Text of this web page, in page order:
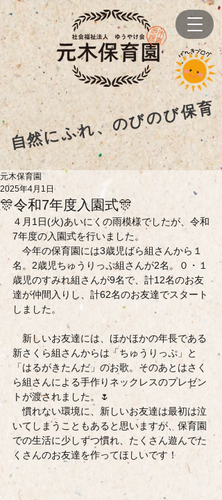
自然にふれ、のびのび保育
🎊令和7年度入園式🎊
元木保育園
2025年4月1日
４月1日(火)あいにくの雨模様でしたが、令和
7年度の入園式を行いました。
今年の保育園には3歳児ばら組さんから１
名。2歳児ちゅうりっぷ組さんが2名。０・１
歳児のすみれ組さんが9名で、計12名のお友
達が仲間入りし、計62名のお友達でスタート
しました。
新しいお友達には、ほかほかの年長である
新さくら組さんからは「ちゅうりっぷ」と
「はるがきたんだ」のお歌。そのあとはさく
ら組さんによる手作りネックレスのプレゼン
トが渡されました。🌷
慣れない環境に、新しいお友達は最初は泣
いてしまうこともあると思いますが、保育園
での生活に少しずつ慣れ、たくさん遊んでた
くさんのお友達を作ってほしいです！